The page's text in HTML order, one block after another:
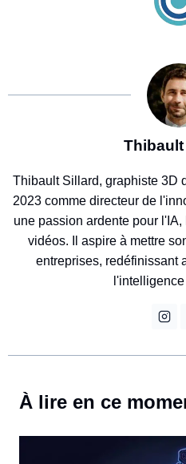
Thibault
Thibault Sillard, graphiste 3D
2023 comme directeur de
une passion ardente pour
vidéos. Il aspire à mettre
entreprises, redéfinissant
À lire en ce